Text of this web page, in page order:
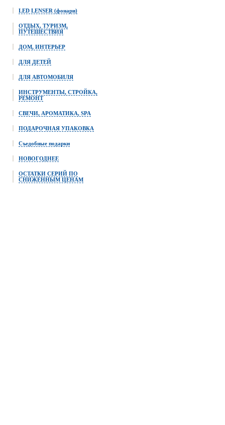
LED LENSER (фонари)
ОТДЫХ, ТУРИЗМ,
ПУТЕШЕСТВИЯ
ДОМ, ИНТЕРЬЕР
ДЛЯ ДЕТЕЙ
ДЛЯ АВТОМОБИЛЯ
ИНСТРУМЕНТЫ, СТРОЙКА,
РЕМОНТ
СВЕЧИ, АРОМАТИКА, SPA
ПОДАРОЧНАЯ УПАКОВКА
Съедобные подарки
НОВОГОДНЕЕ
ОСТАТКИ СЕРИЙ ПО
СНИЖЕННЫМ ЦЕНАМ